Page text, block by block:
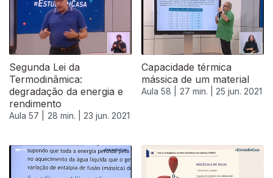
Segunda Lei da
Termodinâmica:
degradação da energia e
rendimento
Aula 57 | 28 min. | 23 jun. 2021
Capacidade térmica
mássica de um material
Aula 58 | 27 min. | 25 jun. 2021